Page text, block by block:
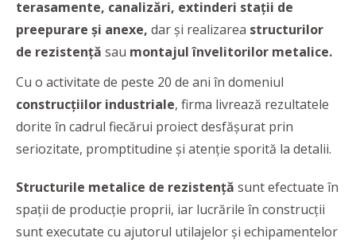
terasamente, canalizări, extinderi stații de
preepurare și anexe, dar și realizarea structurilor
de rezistență sau montajul învelitorilor metalice.
Cu o activitate de peste 20 de ani în domeniul
construcțiilor industriale, firma livrează rezultatele
dorite în cadrul fiecărui proiect desfășurat prin
seriozitate, promptitudine și atenție sporită la detalii.
Structurile metalice de rezistență sunt efectuate în
spații de producție proprii, iar lucrările în construcții
sunt executate cu ajutorul utilajelor și echipamentelor